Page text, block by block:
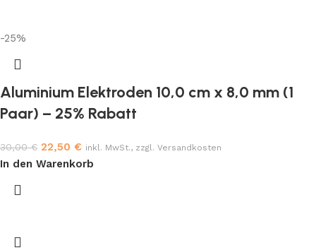
-25%
Aluminium Elektroden 10,0 cm x 8,0 mm (1
Paar) – 25% Rabatt
30,00€ 22,50 € inkl. MwSt., zzgl. Versandkosten
In den Warenkorb